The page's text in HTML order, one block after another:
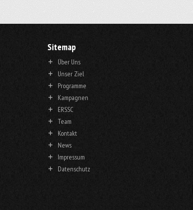
Sitemap
Über Uns
Unser Ziel
Programme
Kampagnen
ERSSC
Team
Kontakt
News
Impressum
Datenschutz